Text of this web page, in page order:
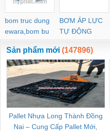
bom truc dung
ewara,bom bu
ewara
BƠM ÁP LỰC
TỰ ĐỘNG
Sản phẩm mới (147896)
Pallet Nhựa Long Thành Đồng
Nai – Cung Cấp Pallet Mới,